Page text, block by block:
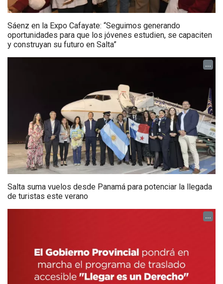
Sáenz en la Expo Cafayate: “Seguimos generando
oportunidades para que los jóvenes estudien, se capaciten
y construyan su futuro en Salta”
...
Salta suma vuelos desde Panamá para potenciar la llegada
de turistas este verano
...